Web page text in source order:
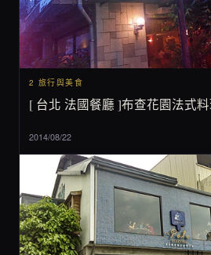
2 旅行與美食
[ 台北 法國餐廳 ]布查花園法式
2014/08/22